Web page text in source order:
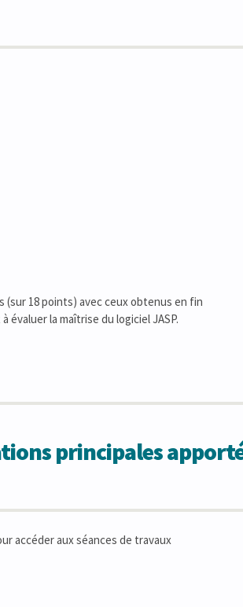
(sur 18 points) avec ceux obtenus en fin
la maîtrise du logiciel JASP.
principales
accéder aux séances de travaux